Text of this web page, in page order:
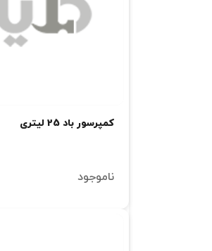
کمپرسور باد 25 لیتری
ناموجود